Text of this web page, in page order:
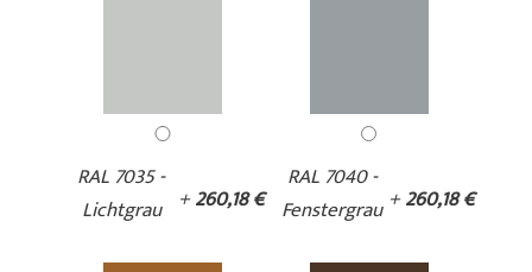
RAL 7035 -
Lichtgrau +260,18 €
RAL 7040 -
Fenstergrau +260,18 €